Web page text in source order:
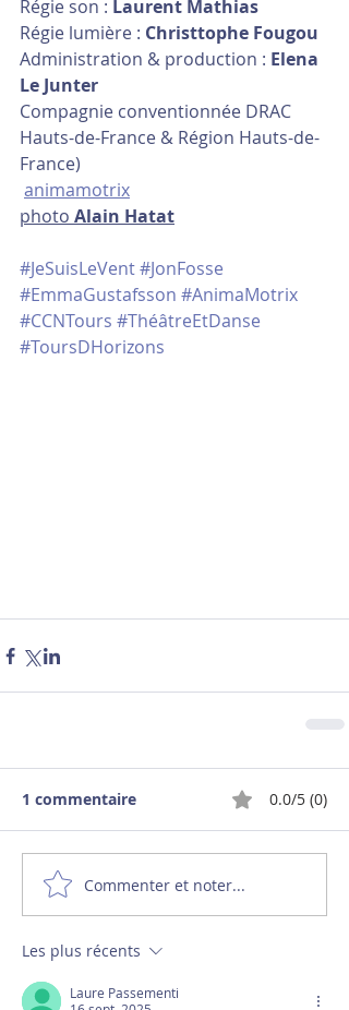
Régie son : Laurent Mathias
Régie lumière : Christtophe Fougou
Administration & production : Elena
Le Junter
Compagnie conventionnée DRAC
Hauts-de-France & Région Hauts-de-
France)
animamotrix
photo Alain Hatat
#JeSuisLeVent#JonFosse
#EmmaGustafsson #AnimaMotrix
#CCNTours #ThéâtreEtDanse
#ToursDHorizons
1 commentaire 0.0/5 (0)
Commenter et noter...
Les plus récents
Laure Passementi